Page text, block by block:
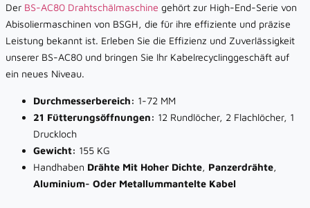
Der BS-AC80 Drahtschälmaschine gehört zur High-End-Serie von
Abisoliermaschinen von BSGH, die für ihre effiziente und präzise
Leistung bekannt ist. Erleben Sie die Effizienz und Zuverlässigkeit
unserer BS-AC80 und bringen Sie Ihr Kabelrecyclinggeschäft auf
ein neues Niveau.
Durchmesserbereich: 1-72 MM
21 Fütterungsöffnungen: 12 Rundlöcher, 2 Flachlöcher, 1
Druckloch
Gewicht: 155 KG
Handhaben Drähte Mit Hoher Dichte, Panzerdrähte,
Aluminium- Oder Metallummantelte Kabel